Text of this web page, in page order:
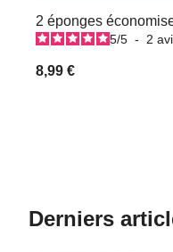
2 éponges
5/5 - 2
8,99 €
Derniers